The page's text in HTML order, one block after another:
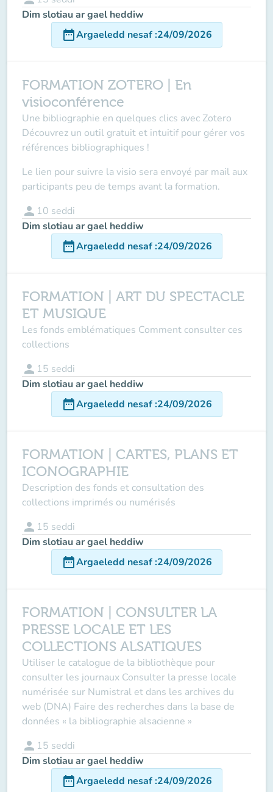
Dim slotiau ar gael heddiw
date_rangeArgaeledd nesaf:24/09/2026
FORMATION ZOTERO | En
visioconférence
Une bibliographie en quelques clics avec Zotero
Découvrez un outil gratuit et intuitif pour gérer vos
références bibliographiques !
Le lien pour suivre la visio sera envoyé par mail aux
participants peu de temps avant la formation.
person 10 seddi
Dim slotiau ar gael heddiw
date_rangeArgaeledd nesaf:24/09/2026
FORMATION | ART DU SPECTACLE
ET MUSIQUE
Les fonds emblématiques Comment consulter ces
collections
person 15 seddi
Dim slotiau ar gael heddiw
date_rangeArgaeledd nesaf:24/09/2026
FORMATION | CARTES, PLANS ET
ICONOGRAPHIE
Description des fonds et consultation des
collections imprimés ou numérisés
person 15 seddi
Dim slotiau ar gael heddiw
date_rangeArgaeledd nesaf:24/09/2026
FORMATION | CONSULTER LA
PRESSE LOCALE ET LES
COLLECTIONS ALSATIQUES
Utiliser le catalogue de la bibliothèque pour
consulter les journaux Consulter la presse locale
numérisée sur Numistral et dans les archives du
web (DNA) Faire des recherches dans la base de
données « la bibliographie alsacienne »
person 15 seddi
Dim slotiau ar gael heddiw
date_rangeArgaeledd nesaf:24/09/2026